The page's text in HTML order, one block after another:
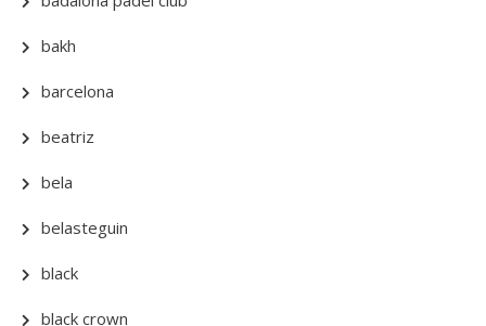
bakh
barcelona
beatriz
bela
belasteguin
black
black crown